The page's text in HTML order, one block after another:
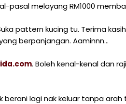
pasal melayang RM1000
pattern kucing tu. Terima
berpanjangan. Aaminnn...
. Boleh kenal-kenal dan
berani lagi nak keluar tanpa